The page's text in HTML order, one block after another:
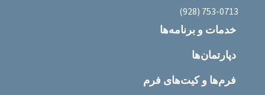
‎(928) 753-0713‎
خدمات و برنامه‌ها
دپارتمان‌ها
فرم‌ها و کیت‌های فرم